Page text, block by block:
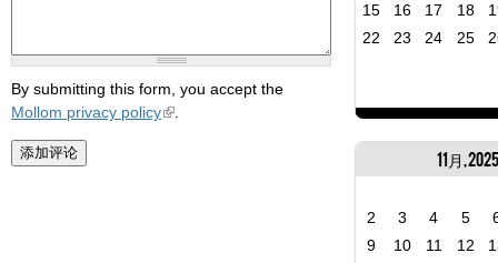
15
16 17 18
22
23 24 25
11月, 2025
2 3 4 5
9
10 11 12
By submitting this form, you accept the
Mollom privacy policy